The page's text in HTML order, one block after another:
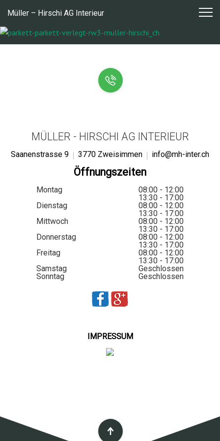
Inhalt
springen
Müller – Hirschi AG Interieur
MÜLLER - HIRSCHI AG INTERIEUR
Saanenstrasse 9 3770 Zweisimmen info@mh-inter.ch
Öffnungszeiten
Montag
08:00 - 12:00
13:30 - 17:00
Dienstag
08:00 - 12:00
13:30 - 17:00
Mittwoch
08:00 - 12:00
13:30 - 17:00
Donnerstag
08:00 - 12:00
13:30 - 17:00
Freitag
08:00 - 12:00
13:30 - 17:00
Samstag
Geschlossen
Sonntag
Geschlossen
IMPRESSUM